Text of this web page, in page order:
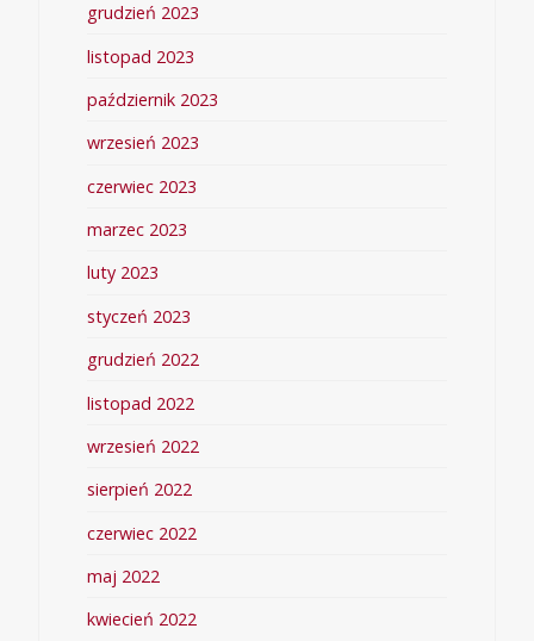
grudzień 2023
listopad 2023
październik 2023
wrzesień 2023
czerwiec 2023
marzec 2023
luty 2023
styczeń 2023
grudzień 2022
listopad 2022
wrzesień 2022
sierpień 2022
czerwiec 2022
maj 2022
kwiecień 2022